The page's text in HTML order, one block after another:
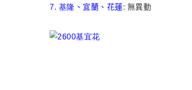
7. 基隆 、宜蘭、花蓮: 無異動